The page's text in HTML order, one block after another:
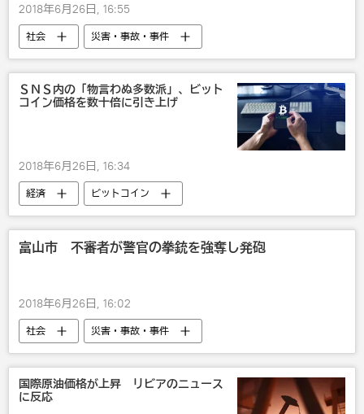
2018年6月26日, 16:55
社会 災害・事故・事件
ＳＮＳ内の「物言わぬ多数派」、ビット
コイン価格を数十倍に引き上げ
2018年6月26日, 16:34
経済
ビットコイン
仮想通貨・暗号通貨
富山市 不審者が警官の拳銃を強奪し発砲
2018年6月26日, 16:02
社会 災害・事故・事件
国際原油価格が上昇 リビアのニュース
に反応